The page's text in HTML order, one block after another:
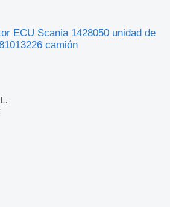
ECU Scania 1428050 unidad de
camión